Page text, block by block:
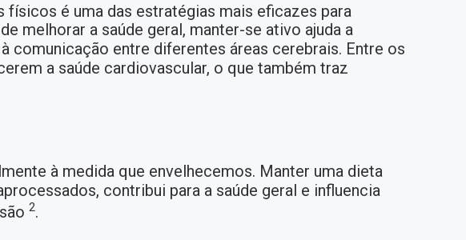
é uma das estratégias mais eficazes para
melhorar a saúde geral, manter-se ativo ajuda a
comunicação entre diferentes áreas cerebrais. Entre os
a saúde cardiovascular, o que também traz
à medida que envelhecemos. Manter uma dieta
contribui para a saúde geral e influencia
2.